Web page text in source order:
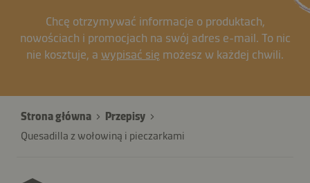
Chcę otrzymywać informacje o produktach,
nowościach i promocjach na swój adres e-mail. To nic
nie kosztuje, a wypisać się możesz w każdej chwili.
Strona główna
Przepisy
Quesadilla z wołowiną i pieczarkami